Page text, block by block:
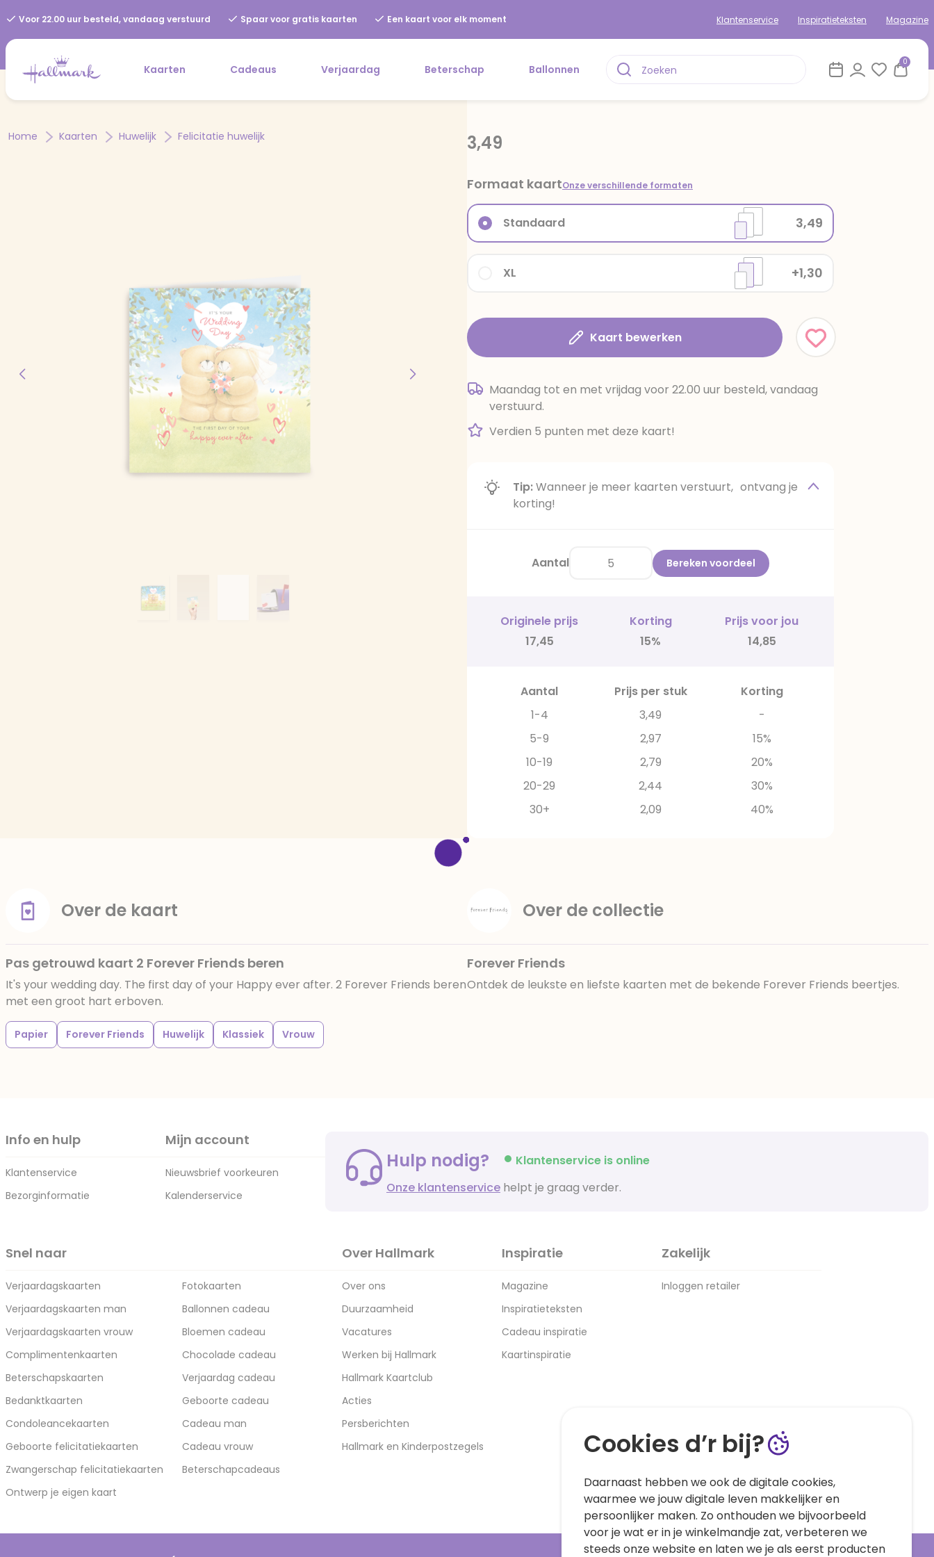
Voor 22.00 uur besteld, vandaag verstuurd Spaar voor gratis kaarten Een kaart voor elk moment Klantenservice Inspiratieteksten Magazine
Kaarten Cadeaus Verjaardag Beterschap Ballonnen
0
Home Kaarten Huwelijk Felicitatie huwelijk 3,49
Formaat kaartOnze verschillende formaten
XL +1,30
Standaard 3,49
Kaart bewerken
Maandag tot en met vrijdag voor 22.00 uur besteld, vandaag
verstuurd.
Verdien 5 punten met deze kaart!
Tip:Wanneer je meer kaarten verstuurt, ontvang je
korting!
Aantal Bereken voordeel
Originele prijs Korting
Prijs voor jou
17,45
15% 14,85
Aantal Prijs per stuk
Korting
1-4
3,49
-
5-9
2,97
15%
10-19
2,79
20%
20-29
2,44
30%
30+
2,09 40%
Over de kaart
Pas getrouwd kaart 2 Forever Friends beren
It's your wedding day. The first day of your Happy ever after. 2 Forever Friends beren
met een groot hart erboven.
Papier Forever Friends Huwelijk Klassiek Vrouw
Over de collectie
Forever Friends
Ontdek de leukste en liefste kaarten met de bekende Forever Friends beertjes.
Info en hulp
Klantenservice
Bezorginformatie
Mijn account
Nieuwsbrief voorkeuren
Kalenderservice
Hulp nodig?
Klantenservice is online
Onze klantenservice helpt je graag verder.
Snel naar
Verjaardagskaarten
Verjaardagskaarten man
Verjaardagskaarten vrouw
Complimentenkaarten
Beterschapskaarten
Bedanktkaarten
Condoleancekaarten
Geboorte felicitatiekaarten
Zwangerschap felicitatiekaarten
Ontwerp je eigen kaart
Fotokaarten
Ballonnen cadeau
Bloemen cadeau
Chocolade cadeau
Verjaardag cadeau
Geboorte cadeau
Cadeau man
Cadeau vrouw
Beterschapcadeaus
Over Hallmark
Over ons
Duurzaamheid
Vacatures
Werken bij Hallmark
Hallmark Kaartclub
Acties
Persberichten
Hallmark en Kinderpostzegels
Inspiratie
Magazine
Inspiratieteksten
Cadeau inspiratie
Kaartinspiratie
Zakelijk
Inloggen retailer
Cookies d’r bij?
Daarnaast hebben we ook de digitale cookies,
waarmee we jouw digitale leven makkelijker en
persoonlijker maken. Zo onthouden we bijvoorbeeld
voor je wat er in je winkelmandje zat, verbeteren we
steeds onze website en laten we je als eerst producten